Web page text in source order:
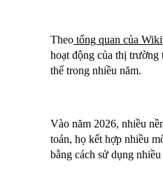
Theo tổng quan của
hoạt động của thị trường
thế trong nhiều năm.
Vào năm 2026, nhiều
toán, họ kết hợp nhiều
bằng cách sử dụng